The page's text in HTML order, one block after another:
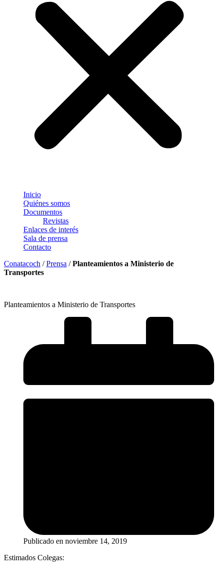
Inicio
Quiénes somos
Documentos
Revistas
Enlaces de interés
Sala de prensa
Contacto
Conatacoch /Prensa /Planteamientos a Ministerio de
Transportes
Planteamientos a Ministerio de Transportes
Publicado en noviembre 14, 2019
Estimados Colegas: